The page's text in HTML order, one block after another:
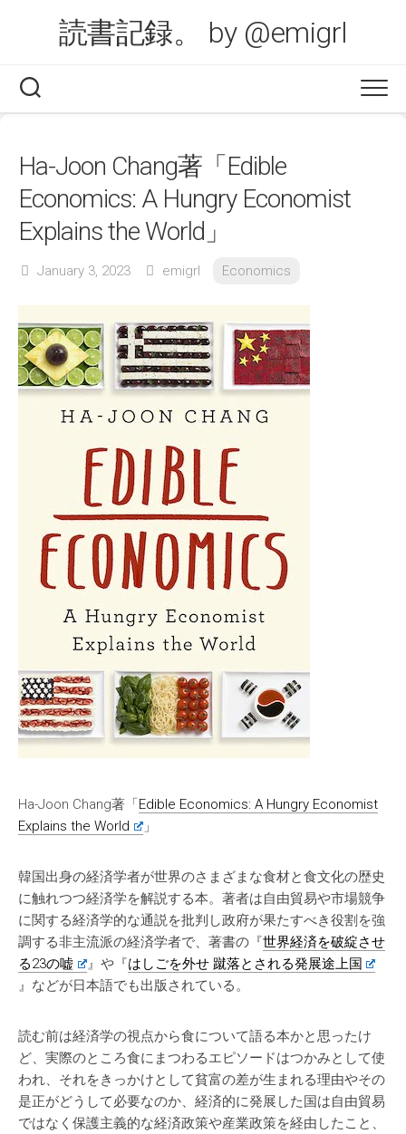
読書記録。 by @emigrl
Ha-Joon Chang著「Edible
Economics: A Hungry Economist
Explains the World」
January 3, 2023 emigrl Economics
Ha-Joon Chang著「Edible Economics: A Hungry Economist
Explains the World
」
韓国出身の経済学者が世界のさまざまな食材と食文化の歴史
に触れつつ経済学を解説する本。著者は自由貿易や市場競争
に関する経済学的な通説を批判し政府が果たすべき役割を強
調する非主流派の経済学者で、著書の『世界経済を破綻させ
る23の嘘
』や『はしごを外せ 蹴落とされる発展途上国
』などが日本語でも出版されている。
読む前は経済学の視点から食について語る本かと思ったけ
ど、実際のところ食にまつわるエピソードはつかみとして使
われ、それをきっかけとして貧富の差が生まれる理由やその
是正がどうして必要なのか、経済的に発展した国は自由貿易
ではなく保護主義的な経済政策や産業政策を経由したこと、